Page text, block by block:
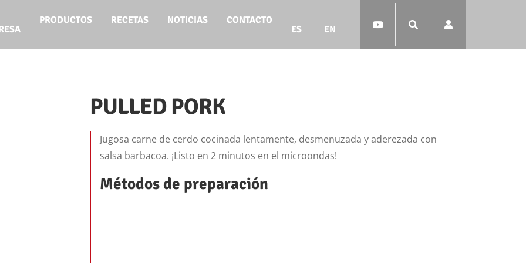
PRODUCTOS RECETAS NOTICIAS
CONTACTO
ES
EN
PULLED PORK
Jugosa carne de cerdo cocinada lentamente, desmenuzada y aderezada con
salsa barbacoa. ¡Listo en 2 minutos en el microondas!
Métodos de preparación